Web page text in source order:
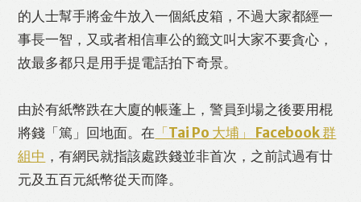
的人士幫手將金牛放入一個紙皮箱，不過大家都經一
事長一智，又或者相信車公的籤文叫大家不要貪心，
故最多都只是用手提電話拍下奇景。
由於有紙幣跌在大廈的帳蓬上，警員到場之後要用棍
將錢「篤」回地面。在 「Tai Po 大埔」 Facebook 群
組中 ，有網民就指該處跌錢並非首次，之前試過有廿
元及五百元紙幣從天而降。